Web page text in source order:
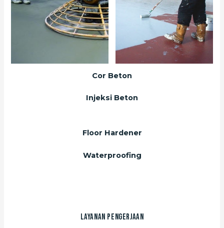
Cor Beton
Injeksi Beton
Floor Hardener
Waterproofing
Layanan Pengerjaan